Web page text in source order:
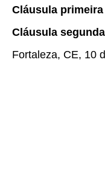
Cláusula primeira
Cláusula segunda
Fortaleza, CE, 10